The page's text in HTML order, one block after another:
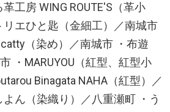
工房 WING ROUTE'S（革小
エひと匙（金細工）／南城市
（染め）／南城市 ・布遊
・MARUYOU（紅型、紅型小
Binagata NAHA（紅型）／
ん（染織り）／八重瀬町 ・う